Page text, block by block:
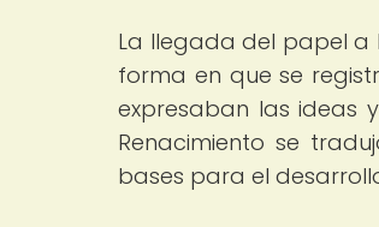
La llegada del papel a
forma en que se
expresaban las ideas
Renacimiento se
bases para el